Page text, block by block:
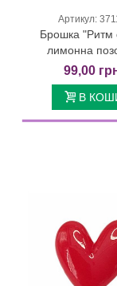
Артикул:
Брошка "Ритм
лимонна
99,00
В